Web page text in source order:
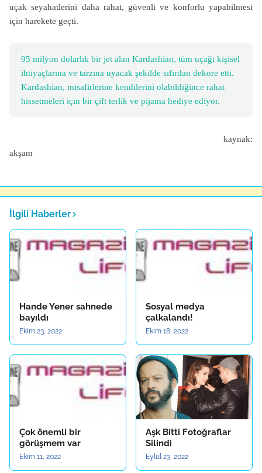
uçak seyahatlerini daha rahat, güvenli ve konforlu yapabilmesi
için harekete geçti.
95 milyon dolarlık bir jet alan Kardashian, tüm uçağı kişisel
ihtiyaçlarına ve tarzına uyacak şekilde sıfırdan dekore etti.
Kardashian, misafirlerine kendilerini olabildiğince rahat
hissetmeleri için bir çift terlik ve pijama hediye ediyor.
kaynak:
akşam
İlgili Haberler
Hande Yener sahnede
bayıldı
Ekim 23, 2022
Sosyal medya
çalkalandı!
Ekim 18, 2022
Çok önemli bir
görüşmem var
Ekim 11, 2022
Aşk Bitti Fotoğraflar
Silindi
Eylül 23, 2022